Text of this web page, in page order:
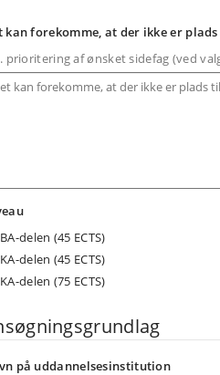
kan forekomme, at der ikke er
prioritering af ønsket sidefag (ved
BA-delen (45 ECTS)
KA-delen (45 ECTS)
KA-delen (75 ECTS)
på uddannelsesinstitution